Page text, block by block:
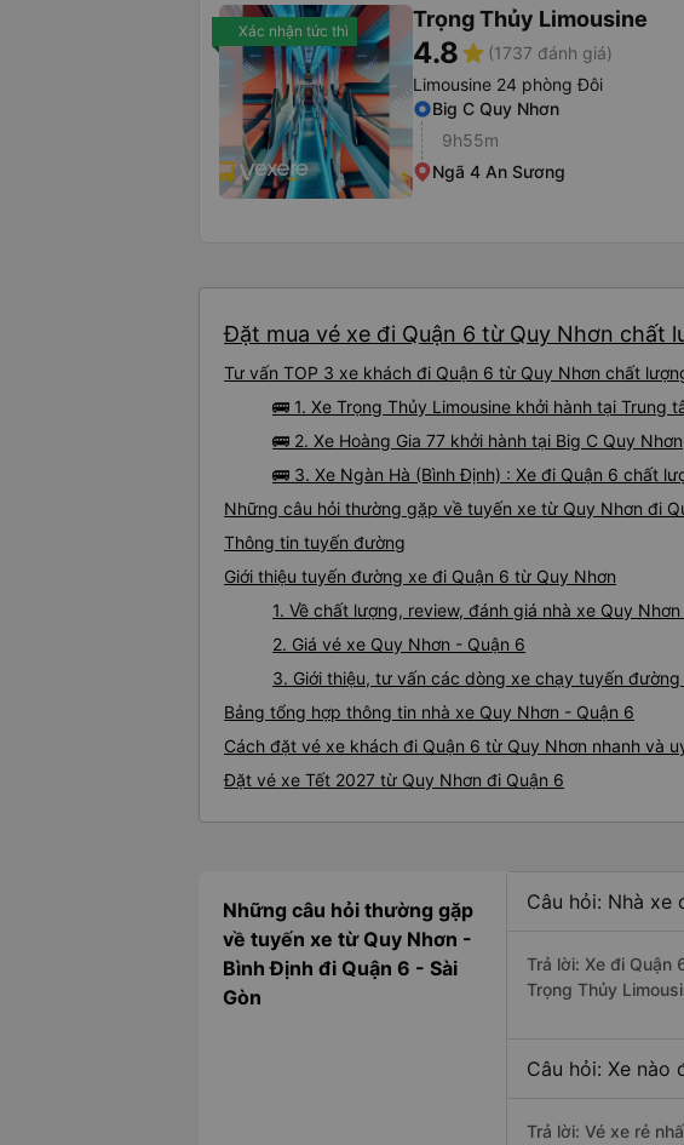
Xác nhận tức thì Trọng Thủy Limousine
4.8star (1737 đánh giá)
Limousine 24 phòng Đôi
Big C Quy Nhơn
9h55m
Ngã 4 An Sương
Đặt mua vé xe đi Quận 6 từ Quy Nhơn chất
Tư vấn TOP 3 xe khách đi Quận 6 từ Quy Nhơn chất
🚌 1. Xe Trọng Thủy Limousine khởi hành tại Trung
🚌 2. Xe Hoàng Gia 77 khởi hành tại Big C Quy Nhơn
🚌 3. Xe Ngàn Hà (Bình Định) : Xe đi Quận 6 chất
Những câu hỏi thường gặp về tuyến xe từ Quy Nhơn đi
Thông tin tuyến đường
Giới thiệu tuyến đường xe đi Quận 6 từ Quy Nhơn
1. Về chất lượng, review, đánh giá nhà xe Quy
2. Giá vé xe Quy Nhơn - Quận 6
3. Giới thiệu, tư vấn các dòng xe chạy tuyến
Bảng tổng hợp thông tin nhà xe Quy Nhơn - Quận 6
Cách đặt vé xe khách đi Quận 6 từ Quy Nhơn nhanh và
Đặt vé xe Tết 2027 từ Quy Nhơn đi Quận 6
Những câu hỏi thường gặp
về tuyến xe từ Quy Nhơn -
Bình Định đi Quận 6 - Sài
Gòn
Câu hỏi: Nhà xe
Trả lời: Xe đi Quận
Trọng Thủy
Câu hỏi: Xe nào
Trả lời: Vé xe rẻ